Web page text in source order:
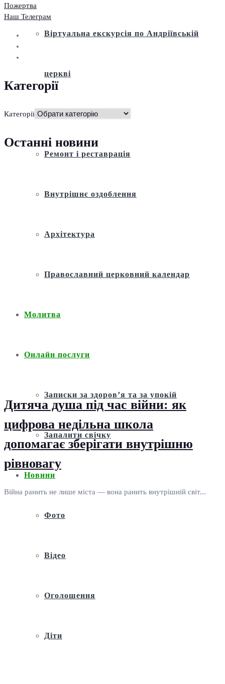
Віртуальна екскурсія по Андріївській
церкві
Історія
Ремонт і реставрація
Внутрішнє оздоблення
Архітектура
Православний церковний календар
Молитва
Онлайн послуги
Записки за здоров’я та за упокій
Запалити свічку
Новини
Фото
Відео
Оголошення
Діти
Пожертва
Наш Телеграм
Категорії
Категорії
Останні новини
Дитяча душа під час війни: як
цифрова недільна школа
допомагає зберігати внутрішню
рівновагу
Війна ранить не лише міста — вона ранить внутрішній світ...